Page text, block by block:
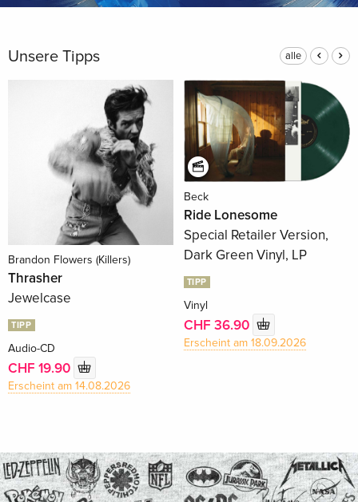
Unsere Tipps alle
Brandon Flowers (Killers)
Thrasher
Jewelcase
TIPP
Audio-CD
CHF 19.90
Erscheint am 14.08.2026
Beck
Ride Lonesome
Special Retailer Version,
Dark Green Vinyl, LP
TIPP
Vinyl
CHF 36.90
Erscheint am 18.09.2026